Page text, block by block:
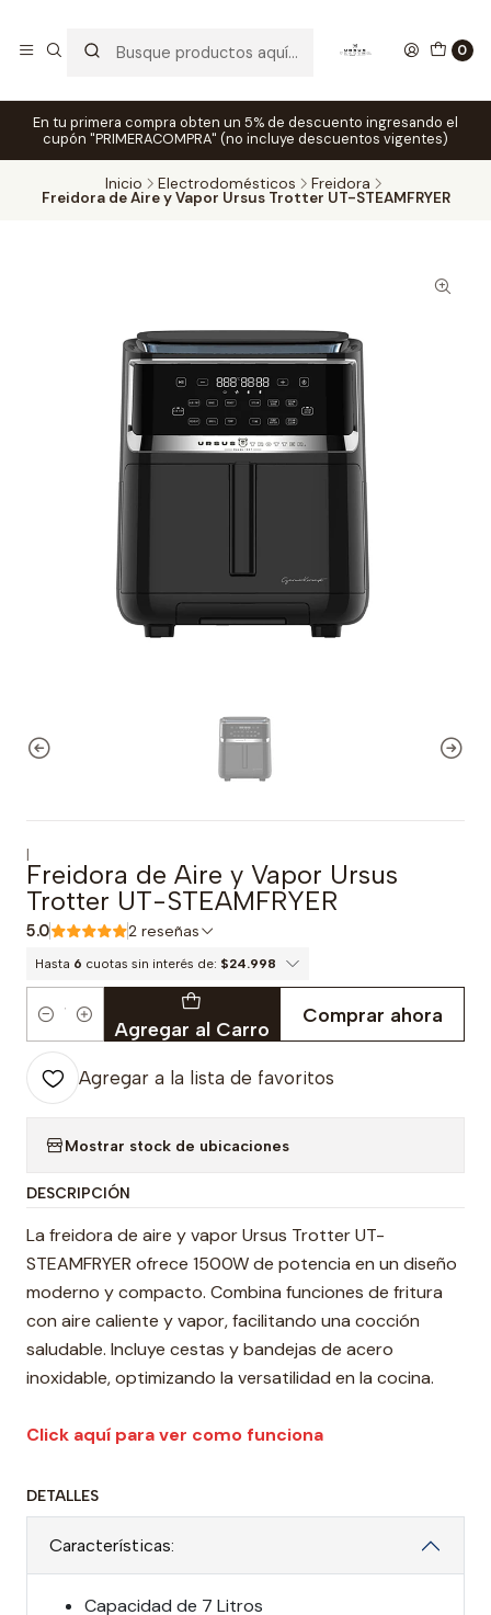
0
En tu primera compra obten un 5% de descuento ingresando el
cupón "PRIMERACOMPRA" (no incluye descuentos vigentes)
Inicio Electrodomésticos Freidora
Freidora de Aire y Vapor Ursus Trotter UT-STEAMFRYER
|
Freidora de Aire y Vapor Ursus
Trotter UT-STEAMFRYER
5.0 2 reseñas
Hasta 6 cuotas sin interés de: $24.998
Cantidad Agregar al Carro
Comprar ahora
Agregar a la lista de favoritos
Mostrar stock de ubicaciones
DESCRIPCIÓN
La freidora de aire y vapor Ursus Trotter UT-
STEAMFRYER ofrece 1500W de potencia en un diseño
moderno y compacto. Combina funciones de fritura
con aire caliente y vapor, facilitando una cocción
saludable. Incluye cestas y bandejas de acero
inoxidable, optimizando la versatilidad en la cocina.
Click aquí para ver como funciona
DETALLES
Características:
Capacidad de 7 Litros